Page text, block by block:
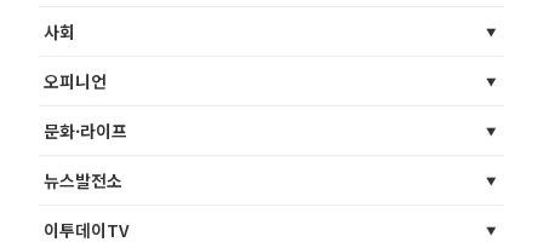
사회
오피니언
문화·라이프
뉴스발전소
이투데이TV